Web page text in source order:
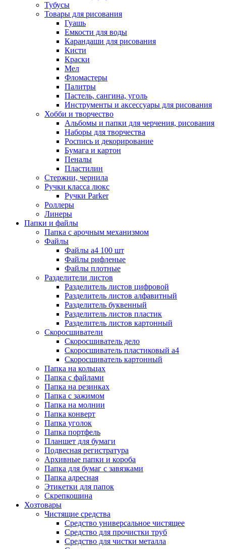
Тубусы
Товары для рисования
Гуашь
Емкости для воды
Карандаши для рисования
Кисти
Краски
Мел
Фломастеры
Палитры
Пастель, сангина, уголь
Инструменты и аксессуары для рисования
Хобби и творчество
Альбомы и папки для черчения, рисования
Наборы для творчества
Роспись и декорирование
Бумага и картон
Пеналы
Пластилин
Стержни, чернила
Ручки класса люкс
Ручки Parker
Роллеры
Линеры
Папки и файлы
Папка с арочным механизмом
Файлы
Файлы а4 100 шт
Файлы рифленые
Файлы плотные
Разделители листов
Разделитель листов цифровой
Разделитель листов алфавитный
Разделитель буквенный
Разделитель листов пластик
Разделитель листов картонный
Скоросшиватели
Скоросшиватель дело
Скоросшиватель пластиковый а4
Скоросшиватель картонный
Папка на кольцах
Папка с файлами
Папка на резинках
Папка с зажимом
Папка на молнии
Папка конверт
Папка уголок
Папка портфель
Планшет для бумаги
Подвесная регистратура
Архивные папки и короба
Папка для бумаг с завязками
Папка адресная
Этикетки для папок
Скрепкошина
Хозтовары
Чистящие средства
Средство универсальное чистящее
Средство для прочистки труб
Средство для чистки металла